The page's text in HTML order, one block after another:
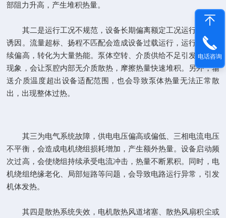
部阻力升高，产生堆积热量。
其二是运行工况不规范，设备长期偏离额定工况运行是常见
诱因。流量超标、扬程不匹配会造成设备过载运行，运行电流持
续偏高，转化为大量热能。泵体空转、介质供给不足引发的干磨
现象，会让泵腔内部无介质散热，摩擦热量快速堆积。另外，输
送介质温度超出设备适配范围，也会导致泵体热量无法正常散
出，出现整体过热。
其三为电气系统故障，供电电压偏高或偏低、三相电流电压
不平衡，会造成电机绕组损耗增加，产生额外热量。设备启动频
次过高，会使绕组持续承受电流冲击，热量不断累积。同时，电
机绕组绝缘老化、局部短路等问题，会导致电路运行异常，引发
机体发热。
其四是散热系统失效，电机散热风道堵塞、散热风扇积尘或
电话咨询